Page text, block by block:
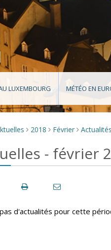
LUXEMBOURG MÉTÉO EN
> 2018 > Février > Actualités
- février
d'actualités pour cette